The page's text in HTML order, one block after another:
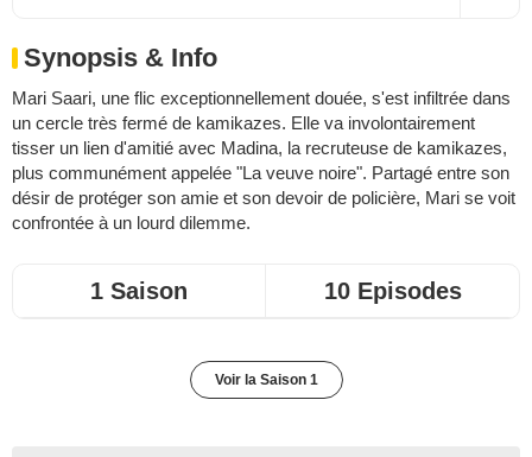
Synopsis & Info
Mari Saari, une flic exceptionnellement douée, s'est infiltrée dans
un cercle très fermé de kamikazes. Elle va involontairement
tisser un lien d'amitié avec Madina, la recruteuse de kamikazes,
plus communément appelée "La veuve noire". Partagé entre son
désir de protéger son amie et son devoir de policière, Mari se voit
confrontée à un lourd dilemme.
1 Saison 10 Episodes
Voir la Saison 1